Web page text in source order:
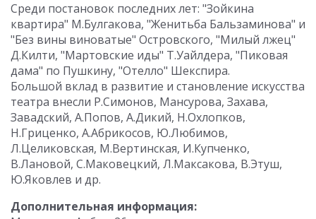
Среди постановок последних лет: "Зойкина
квартира" М.Булгакова, "Женитьба Бальзаминова" и
"Без вины виноватые" Островского, "Милый лжец"
Д.Килти, "Мартовские иды" Т.Уайлдера, "Пиковая
дама" по Пушкину, "Отелло" Шекспира.
Большой вклад в развитие и становление искусства
театра внесли Р.Симонов, Мансурова, Захава,
Завадский, А.Попов, А.Дикий, Н.Охлопков,
Н.Гриценко, А.Абрикосов, Ю.Любимов,
Л.Целиковская, М.Вертинская, И.Купченко,
В.Лановой, С.Маковецкий, Л.Максакова, В.Этуш,
Ю.Яковлев и др.
Дополнительная информация: